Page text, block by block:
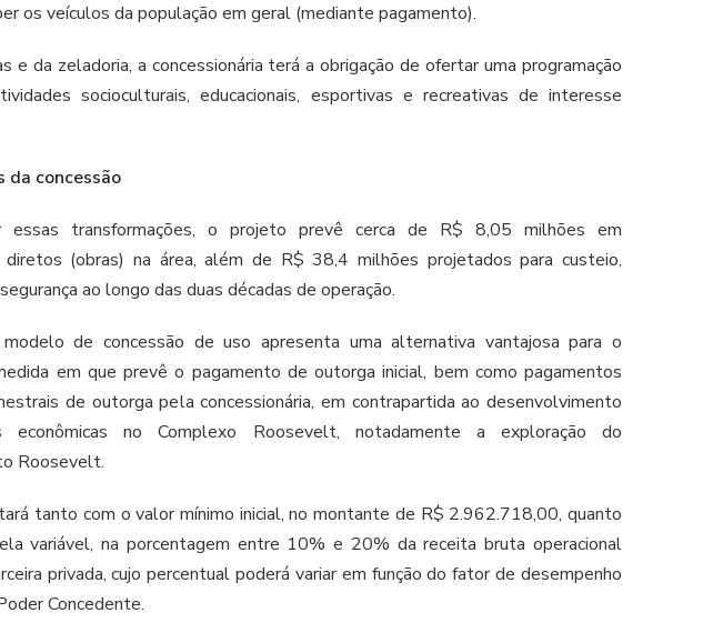
os veículos da população em geral (mediante pagamento).
e da zeladoria, a concessionária terá a obrigação de ofertar uma programação
socioculturais, educacionais, esportivas e recreativas de interesse
da concessão
essas transformações, o projeto prevê cerca de R$ 8,05 milhões em
diretos (obras) na área, além de R$ 38,4 milhões projetados para custeio,
ao longo das duas décadas de operação.
de concessão de uso apresenta uma alternativa vantajosa para o
em que prevê o pagamento de outorga inicial, bem como pagamentos
de outorga pela concessionária, em contrapartida ao desenvolvimento
econômicas no Complexo Roosevelt, notadamente a exploração do
Roosevelt.
tanto com o valor mínimo inicial, no montante de R$ 2.962.718,00, quanto
variável, na porcentagem entre 10% e 20% da receita bruta operacional
privada, cujo percentual poderá variar em função do fator de desempenho
Concedente.